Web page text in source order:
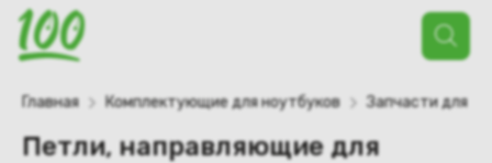
Поиск
товаров
Главная Комплектующие для ноутбуков Запчасти для
Петли, направляющие для